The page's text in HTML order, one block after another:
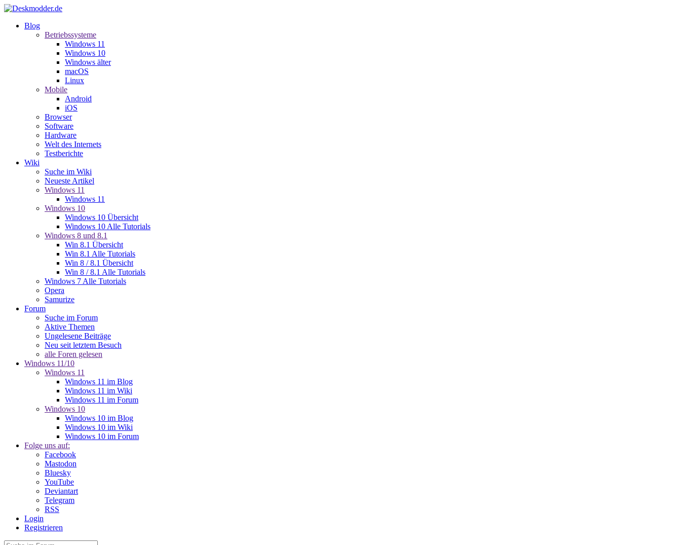
Blog
Betriebssysteme
Windows 11
Windows 10
Windows älter
macOS
Linux
Mobile
Android
iOS
Browser
Software
Hardware
Welt des Internets
Testberichte
Wiki
Suche im Wiki
Neueste Artikel
Windows 11
Windows 11
Windows 10
Windows 10 Übersicht
Windows 10 Alle Tutorials
Windows 8 und 8.1
Win 8.1 Übersicht
Win 8.1 Alle Tutorials
Win 8 / 8.1 Übersicht
Win 8 / 8.1 Alle Tutorials
Windows 7 Alle Tutorials
Opera
Samurize
Forum
Suche im Forum
Aktive Themen
Ungelesene Beiträge
Neu seit letztem Besuch
alle Foren gelesen
Windows 11/10
Windows 11
Windows 11 im Blog
Windows 11 im Wiki
Windows 11 im Forum
Windows 10
Windows 10 im Blog
Windows 10 im Wiki
Windows 10 im Forum
Folge uns auf:
Facebook
Mastodon
Bluesky
YouTube
Deviantart
Telegram
RSS
Login
Registrieren